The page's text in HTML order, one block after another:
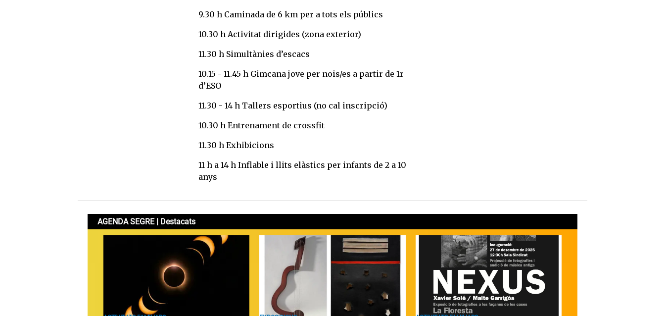
9.30 h Caminada de 6 km per a tots els públics
10.30 h Activitat dirigides (zona exterior)
11.30 h Simultànies d’escacs
10.15 - 11.45 h Gimcana jove per nois/es a partir de 1r
d’ESO
11.30 - 14 h Tallers esportius (no cal inscripció)
10.30 h Entrenament de crossfit
11.30 h Exhibicions
11 h a 14 h Inflable i llits elàstics per infants de 2 a 10
anys
AGENDA SEGRE | Destacats